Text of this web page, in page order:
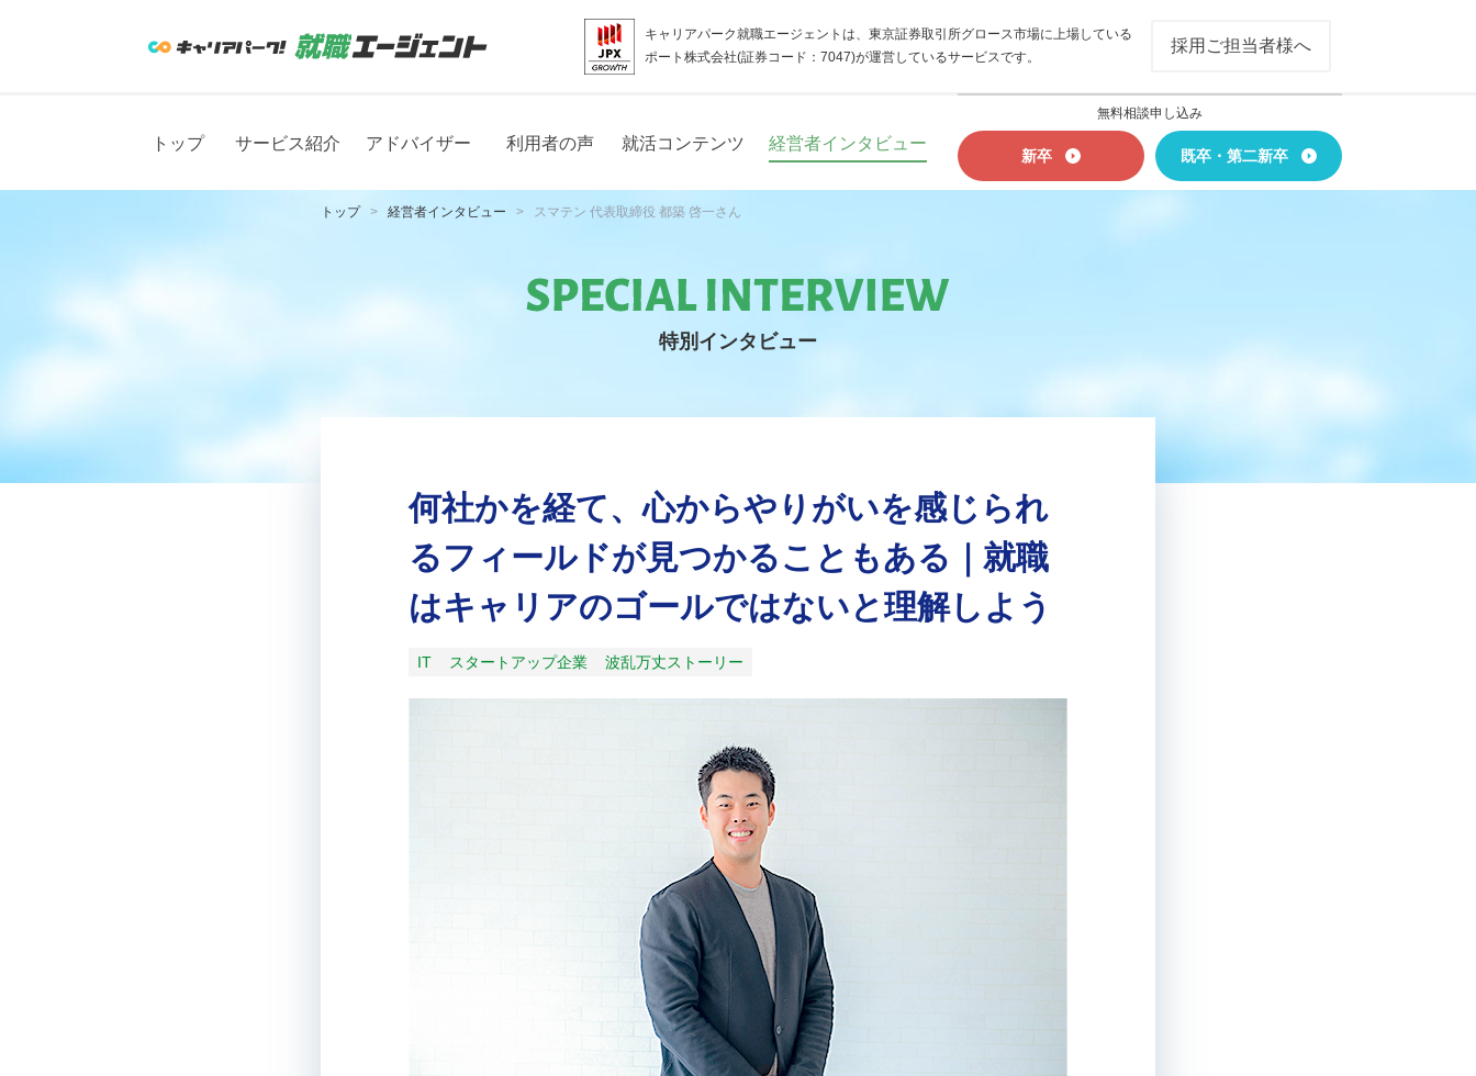
キャリアパーク就職エージェントは、東京証券取引所グロース市場に上場している
ポート株式会社(証券コード：7047)が運営しているサービスです。
採用ご担当者様へ
トップ サービス紹介 アドバイザー 利用者の声 就活コンテンツ 経営者インタビュー
無料相談申し込み
新卒 既卒・第二新卒
トップ 経営者インタビュー スマテン 代表取締役 都築 啓一さん
特別インタビュー
何社かを経て、心からやりがいを感じられ
るフィールドが見つかることもある｜就職
はキャリアのゴールではないと理解しよう
IT スタートアップ企業 波乱万丈ストーリー